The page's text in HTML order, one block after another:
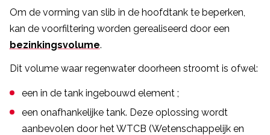
Om de vorming van slib in de hoofdtank te beperken,
kan de voorfiltering worden gerealiseerd door een
bezinkingsvolume.
Dit volume waar regenwater doorheen stroomt is ofwel:
een in de tank ingebouwd element ;
een onafhankelijke tank. Deze oplossing wordt
aanbevolen door het WTCB (Wetenschappelijk en